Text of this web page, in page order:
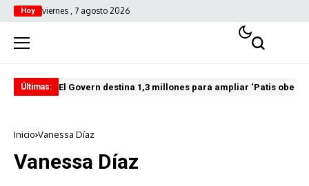
Hoy viernes , 7 agosto 2026
Últimas: El Govern destina 1,3 millones para ampliar ‘Patis
Inicio Vanessa Díaz
Vanessa Díaz